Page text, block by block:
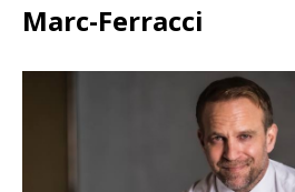
Marc-Ferracci